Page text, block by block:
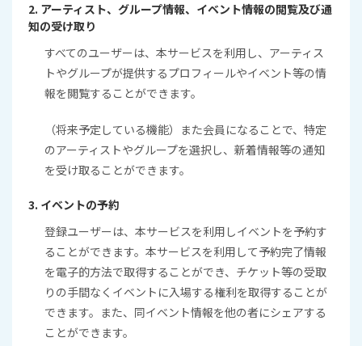
2. アーティスト、グループ情報、イベント情報の閲覧及び通
知の受け取り
すべてのユーザーは、本サービスを利用し、アーティス
トやグループが提供するプロフィールやイベント等の情
報を閲覧することができます。
（将来予定している機能）また会員になることで、特定
のアーティストやグループを選択し、新着情報等の通知
を受け取ることができます。
3. イベントの予約
登録ユーザーは、本サービスを利用しイベントを予約す
ることができます。本サービスを利用して予約完了情報
を電子的方法で取得することができ、チケット等の受取
りの手間なくイベントに入場する権利を取得することが
できます。また、同イベント情報を他の者にシェアする
ことができます。